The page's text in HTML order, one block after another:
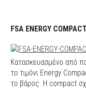
FSA ENERGY COMPACT
Κατασκευασμένο από
το τιμόνι Energy
το βάρος. Η compact